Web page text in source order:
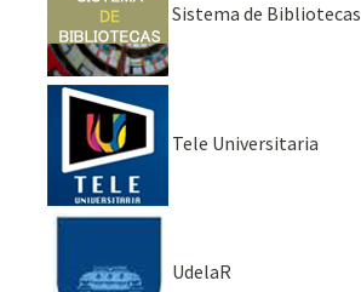
Sistema de Bibliotecas
Tele Universitaria
UdelaR